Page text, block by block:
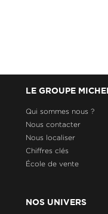
LE GROUPE
Qui sommes nous ?
Nous contacter
Nous localiser
Chiffres clés
École de vente
NOS UNIVERS